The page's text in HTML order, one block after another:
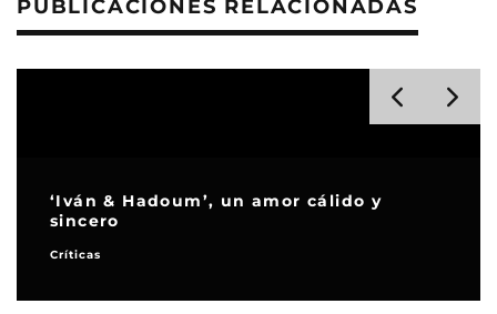
PUBLICACIONES RELACIONADAS
‘Iván & Hadoum’, un amor cálido y
sincero
Críticas